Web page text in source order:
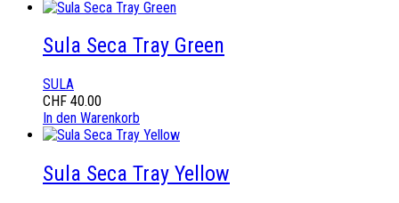
Sula Seca Tray Green
SULA
CHF 40.00
In den Warenkorb
Sula Seca Tray Yellow